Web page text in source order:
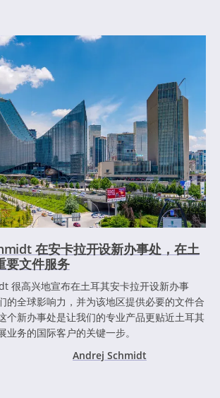
在安卡拉开设新办事处，在土
要文件服务
很高兴地宣布在土耳其安卡拉开设新办事
的全球影响力，并为该地区提供必要的文件合
个新办事处是让我们的专业产品更贴近土耳其
业务的国际客户的关键一步。
Andrej Schmidt